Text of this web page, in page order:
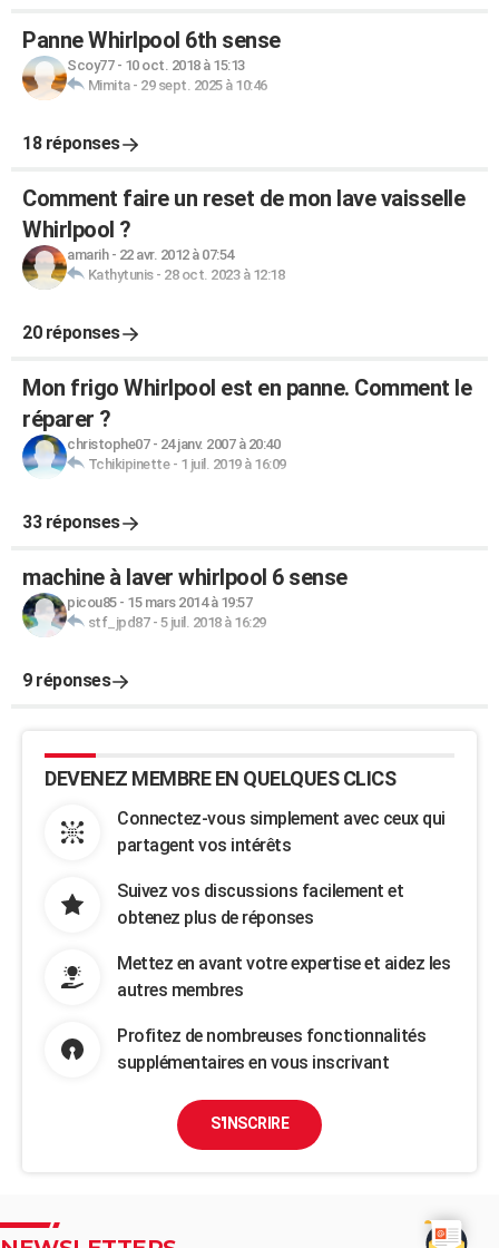
Panne Whirlpool 6th sense
Scoy77- 10 oct. 2018 à 15:13
Mimita- 29 sept. 2025 à 10:46
18 réponses
Comment faire un reset de mon lave vaisselle
Whirlpool ?
amarih- 22 avr. 2012 à 07:54
Kathytunis- 28 oct. 2023 à 12:18
20 réponses
Mon frigo Whirlpool est en panne. Comment le
réparer ?
christophe07- 24 janv. 2007 à 20:40
Tchikipinette- 1 juil. 2019 à 16:09
33 réponses
machine à laver whirlpool 6 sense
picou85- 15 mars 2014 à 19:57
stf_jpd87- 5 juil. 2018 à 16:29
9 réponses
DEVENEZ MEMBRE EN QUELQUES CLICS
Connectez-vous simplement avec ceux qui
partagent vos intérêts
Suivez vos discussions facilement et
obtenez plus de réponses
Mettez en avant votre expertise et aidez les
autres membres
Profitez de nombreuses fonctionnalités
supplémentaires en vous inscrivant
S'INSCRIRE